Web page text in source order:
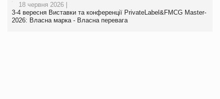
18 червня 2026 |
3-4 вересня Виставки та конференції PrivateLabel&FMCG Master-
2026: Власна марка - Власна перевага